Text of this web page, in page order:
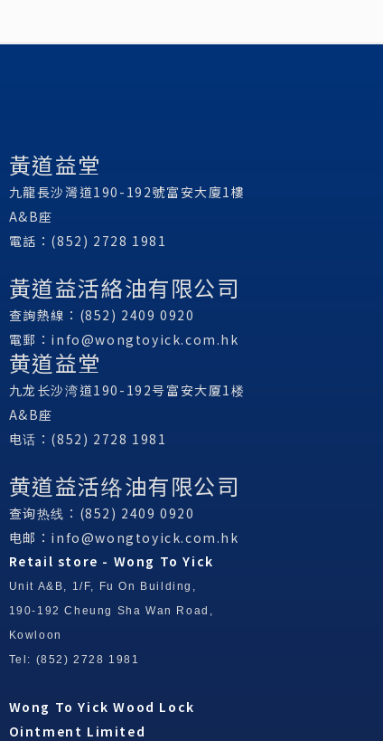
黃道益堂
九龍長沙灣道190-192號富安大廈1樓
A&B座
電話：(852) 2728 1981
黃道益活絡油有限公司
查詢熱線：(852) 2409 0920
電郵： info@wongtoyick.com.hk
黄道益堂
九龙长沙湾道190-192号富安大厦1楼
A&B座
电话：(852) 2728 1981
黄道益活络油有限公司
查询热线：(852) 2409 0920
电邮： info@wongtoyick.com.hk
Retail store - Wong To Yick
Unit A&B, 1/F, Fu On Building,
190-192 Cheung Sha Wan Road,
Kowloon
Tel: (852) 2728 1981
Wong To Yick Wood Lock
Ointment Limited